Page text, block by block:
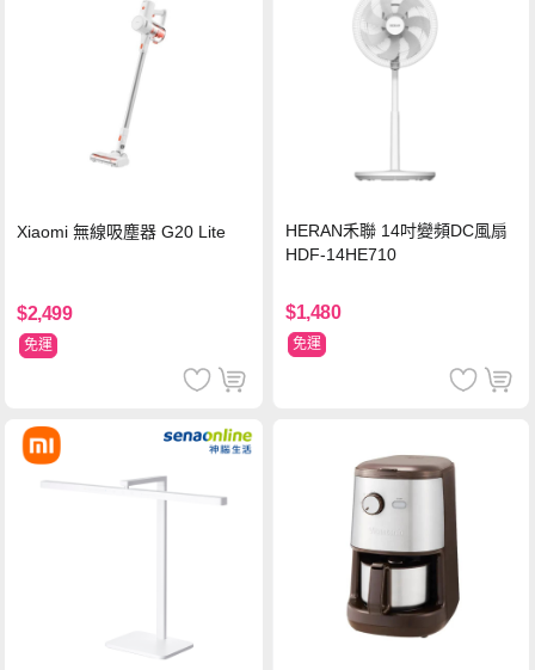
Xiaomi 無線吸塵器 G20 Lite
$2,499
免運
HERAN禾聯 14吋變頻DC風扇
HDF-14HE710
$1,480
免運